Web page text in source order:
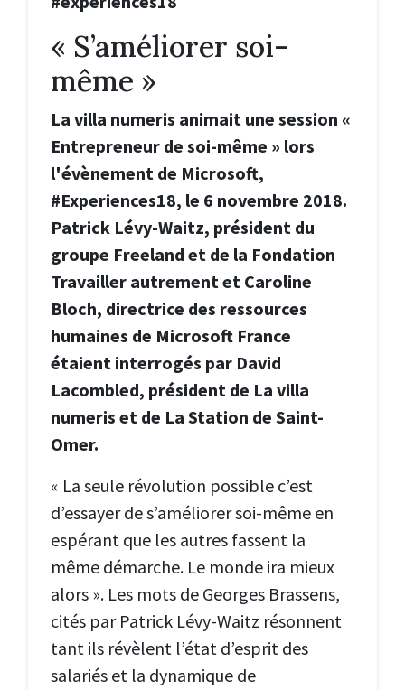
« S’améliorer soi-
même »
La villa numeris animait une session «
Entrepreneur de soi-même » lors
l'évènement de Microsoft,
#Experiences18, le 6 novembre 2018.
Patrick Lévy-Waitz, président du
groupe Freeland et de la Fondation
Travailler autrement et Caroline
Bloch, directrice des ressources
humaines de Microsoft France
étaient interrogés par David
Lacombled, président de La villa
numeris et de La Station de Saint-
Omer.
« La seule révolution possible c’est
d’essayer de s’améliorer soi-même en
espérant que les autres fassent la
même démarche. Le monde ira mieux
alors ». Les mots de Georges Brassens,
cités par Patrick Lévy-Waitz résonnent
tant ils révèlent l’état d’esprit des
salariés et la dynamique de